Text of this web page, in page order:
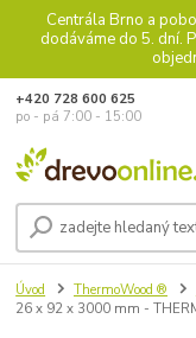
Centrála Brno a
dodáváme do 5. dní.
+420 728 600 625
po - pá 7:00 - 15:00
Úvod ThermoWood ®
26 x 92 x 3000 mm -